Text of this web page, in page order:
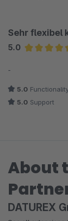
Sehr flexibel
5.0
-
5.0
5.0 Support
About
DATUREX